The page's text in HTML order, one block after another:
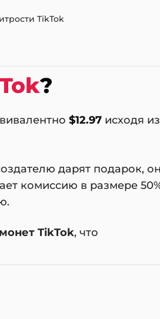
TikTok
?
$12.97 исходя из
дарят подарок, он
комиссию в размере
TikTok, что